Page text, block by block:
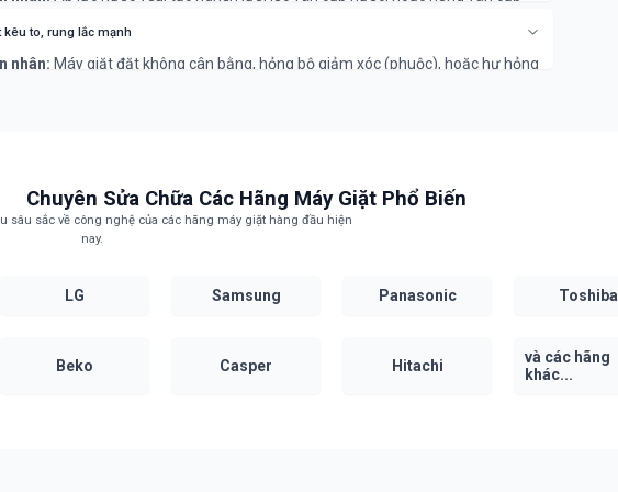
phục:Kiểm tra nguồn nước và vệ sinh lưới lọc van cấp. Nếu không được,
kêu to, rung lắc mạnh
nhân: Máy giặt đặt không cân bằng, hỏng bộ giảm xóc (phuộc), hoặc hư hỏng
Chuyên Sửa Chữa Các Hãng Máy Giặt Phổ Biến
sâu sắc về công nghệ của các hãng máy giặt hàng đầu hiện
nay.
LG Samsung Panasonic Toshiba
Beko Casper Hitachi
và các hãng
khác...